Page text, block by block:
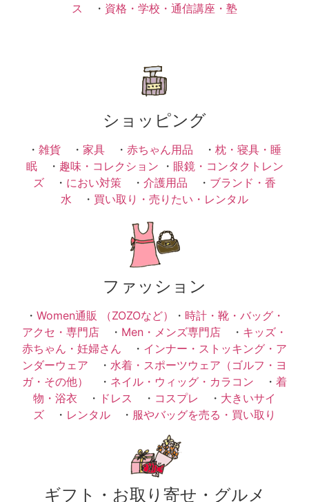
ス ・ 資格・学校・通信講座・塾
ショッピング
・ 雑貨 ・ 家具 ・ 赤ちゃん用品 ・ 枕・寝具・睡
眠・ 趣味・コレクション ・ 眼鏡・コンタクトレン
ズ ・ におい対策 ・ 介護用品 ・ ブランド・香
水 ・ 買い取り・売りたい・レンタル
ファッション
・ Women通販 （ZOZOなど） ・ 時計・靴・バッグ・
アクセ・専門店 ・ Men・メンズ専門店 ・ キッズ・
赤ちゃん・妊婦さん ・ インナー・ストッキング・ア
ンダーウェア ・ 水着・スポーツウェア（ゴルフ・ヨ
ガ・その他）
・ ネイル・ウィッグ・カラコン ・ 着
物・浴衣 ・ ドレス ・ コスプレ ・ 大きいサイ
ズ ・ レンタル ・ 服やバッグを売る・買い取り
ギフト・お取り寄せ・グルメ